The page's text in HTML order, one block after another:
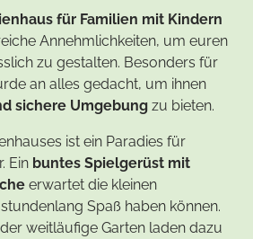
für Familien mit Kindern
Annehmlichkeiten, um euren
zu gestalten. Besonders für
an alles gedacht, um ihnen
sichere Umgebung zu bieten.
ist ein Paradies für
Ein buntes Spielgerüst mit
erwartet die kleinen
Spaß haben können.
weitläufige Garten laden dazu